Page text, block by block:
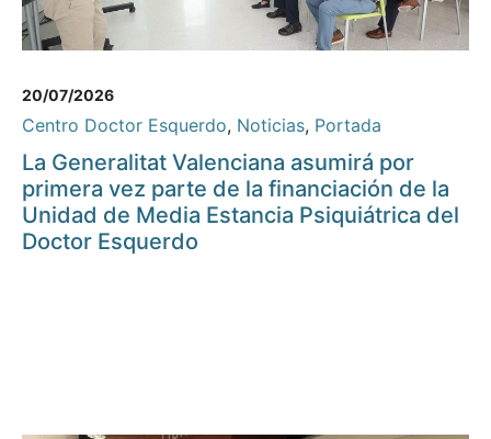
20/07/2026
Centro Doctor Esquerdo, Noticias, Portada
La Generalitat Valenciana asumirá por
primera vez parte de la financiación de la
Unidad de Media Estancia Psiquiátrica del
Doctor Esquerdo